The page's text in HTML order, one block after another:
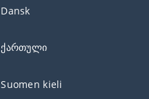
Dansk
ქართული
Suomen kieli